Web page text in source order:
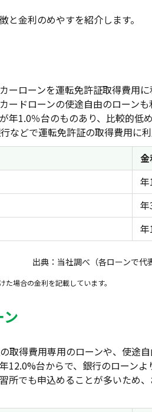
と金利のめやすを紹介します。
ーローンを運転免許証取得費用に
ードローンの使途自由のローンも
年1.0％台のものあり、比較的低
などで運転免許証の取得費用に
出典：当社調べ（各ローンで代
た場合の金利を記載しています。
取得費用専用のローンや、使途
12.0%台からで、銀行のローンよ
所でも申込めることが多いため